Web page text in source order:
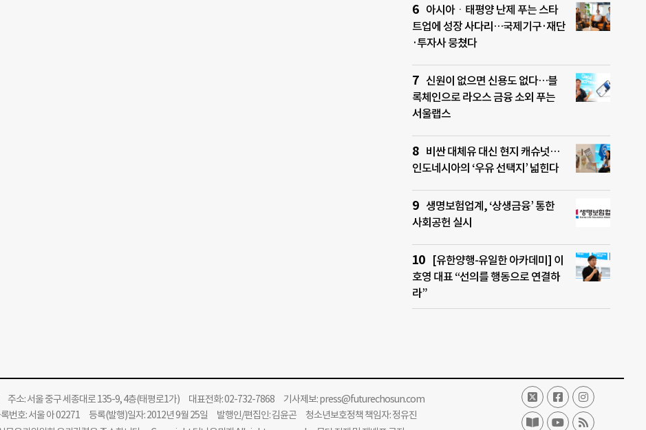
아시아ㆍ태평양 난제 푸는 스타
트업에 성장 사다리…국제기구·재단
·투자사 뭉쳤다
신원이 없으면 신용도 없다…블
록체인으로 라오스 금융 소외 푸는
서울랩스
비싼 대체유 대신 현지 캐슈넛…
인도네시아의 ‘우유 선택지’ 넓힌다
생명보험업계, ‘상생금융’ 통한
사회공헌 실시
[유한양행-유일한 아카데미] 이
호영 대표 “선의를 행동으로 연결하
라”
소: 서울 중구 세종대로 135-9, 4층(태평로1가) 대표전화: 02-732-7868 기사제보:press@futurechosun.com
번호: 서울 아 02271 등록(발행)일자: 2012년 9월 25일 발행인/편집인: 김윤곤 청소년보호정책 책임자: 정유진